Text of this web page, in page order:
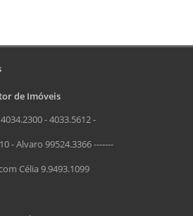
de Imóveis
- 4033.5612 -
- Alvaro 99524.3366 -------
Célia 9.9493.1099